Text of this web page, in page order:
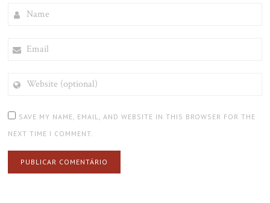
(OPTIONAL)
SAVE MY NAME, EMAIL, AND WEBSITE IN THIS BROWSER FOR THE
NEXT TIME I COMMENT.